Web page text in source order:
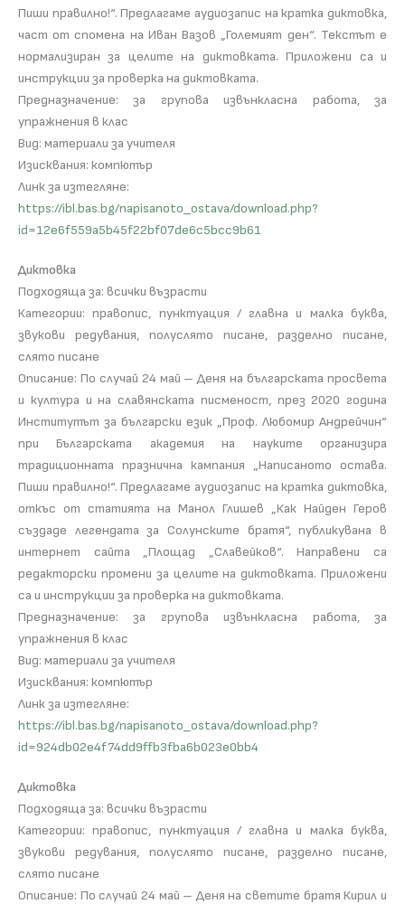
Пиши правилно!“. Предлагаме аудиозапис на кратка диктовка,
част от спомена на Иван Вазов „Големият ден“. Текстът е
нормализиран за целите на диктовката. Приложени са и
инструкции за проверка на диктовката.
Предназначение: за групова извънкласна работа, за
упражнения в клас
Вид: материали за учителя
Изисквания: компютър
Линк за изтегляне:
https://ibl.bas.bg/napisanoto_ostava/download.php?
id=12e6f559a5b45f22bf07de6c5bcc9b61
Диктовка
Подходяща за: всички възрасти
Категории: правопис, пунктуация / главна и малка буква,
звукови редувания, полуслято писане, разделно писане,
слято писане
Описание: По случай 24 май – Деня на българската просвета
и култура и на славянската писменост, през 2020 година
Институтът за български език „Проф. Любомир Андрейчин“
при Българската академия на науките организира
традиционната празнична кампания „Написаното остава.
Пиши правилно!“. Предлагаме аудиозапис на кратка диктовка,
откъс от статията на Манол Глишев „Как Найден Геров
създаде легендата за Солунските братя“, публикувана в
интернет сайта „Площад „Славейков“. Направени са
редакторски промени за целите на диктовката. Приложени
са и инструкции за проверка на диктовката.
Предназначение: за групова извънкласна работа, за
упражнения в клас
Вид: материали за учителя
Изисквания: компютър
Линк за изтегляне:
https://ibl.bas.bg/napisanoto_ostava/download.php?
id=924db02e4f74dd9ffb3fba6b023e0bb4
Диктовка
Подходяща за: всички възрасти
Категории: правопис, пунктуация / главна и малка буква,
звукови редувания, полуслято писане, разделно писане,
слято писане
Описание: По случай 24 май – Деня на светите братя Кирил и